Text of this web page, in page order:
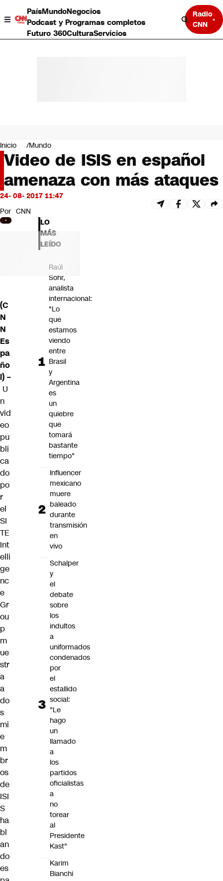
PaísMundoNegocios
Podcast y Programas completos
Futuro 360CulturaServicios
Radio
CNN
Negocios
Deportes
Programas completos
Cultura
Servicios
Bits
CNN Data
CNN tiempo
Futuro 360
Inicio Mundo
Video de ISIS en español
amenaza con más ataques
24- 08- 2017 11:47
Por CNN
(C
N
N
Es
pa
ño
l) –
U
n
vid
eo
pu
bli
ca
do
po
r
el
SI
TE
Int
elli
ge
nc
e
Gr
ou
p
m
ue
str
a
a
do
s
mi
e
m
br
os
de
ISI
S
ha
bl
an
do
es
LO
MÁS
LEÍDO
Raúl
Sohr,
analista
internacional:
"Lo
que
estamos
viendo
entre
Brasil
y
Argentina
es
un
quiebre
que
tomará
bastante
tiempo"
Influencer
mexicano
muere
baleado
durante
transmisión
en
vivo
Schalper
y
el
debate
sobre
los
indultos
a
uniformados
condenados
por
el
estallido
social:
"Le
hago
un
llamado
a
los
partidos
oficialistas
a
no
torear
al
Presidente
Kast"
Karim
Bianchi